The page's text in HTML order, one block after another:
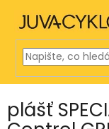
obsah
plášť